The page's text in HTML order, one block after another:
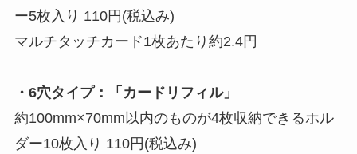
ー5枚入り 110円(税込み)
マルチタッチカード1枚あたり約2.4円
・6穴タイプ：「カードリフィル」
約100mm×70mm以内のものが4枚収納できるホル
ダー10枚入り 110円(税込み)